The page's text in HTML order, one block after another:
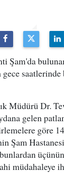
Şam'da
saatlerinde
Müdürü Dr.
gelen
göre
Şam
müdahaleye